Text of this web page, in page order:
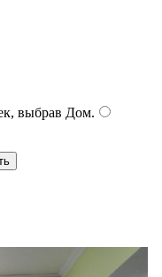
выбрав Дом.